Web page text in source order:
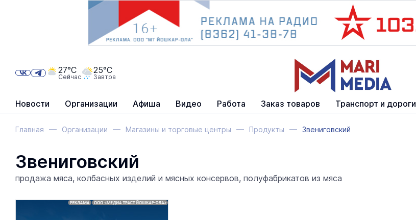
Новости Организации Афиша Видео Работа Заказ товаров Транспорт и дороги
27°C
Сейчас
25°C
Завтра
Главная Организации Магазины и торговые центры Продукты Звениговский
Звениговский
продажа мяса, колбасных изделий и мясных консервов, полуфабрикатов из мяса